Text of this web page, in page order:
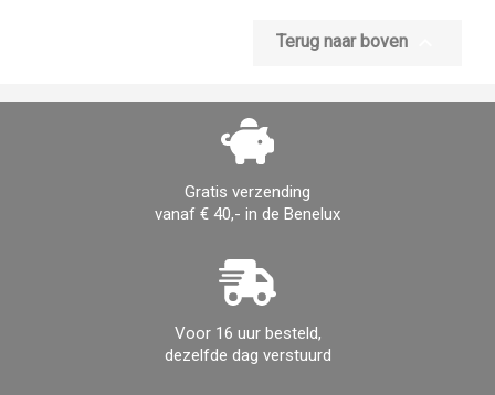
Terug naar boven
Gratis verzending
vanaf € 40,- in de Benelux
Voor 16 uur besteld,
dezelfde dag verstuurd